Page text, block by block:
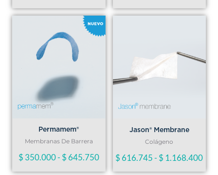
Permamem®
Membranas De Barrera
$ 350.000- $ 645.750
Rango
desde
$ 350.000
Jason® Membrane
Colágeno
$ 616.745 - $ 1.168.400